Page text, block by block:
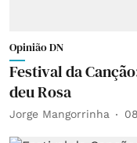
Opinião DN
Festival da
deu Rosa
Jorge Mangorrinha